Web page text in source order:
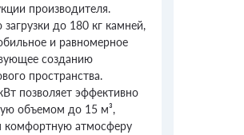
производителя.
до 180 кг камней,
и равномерное
созданию
пространства.
позволяет эффективно
объемом до 15 м³,
комфортную атмосферу